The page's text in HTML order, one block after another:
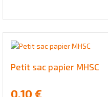
Petit sac papier MHSC
0,10 €